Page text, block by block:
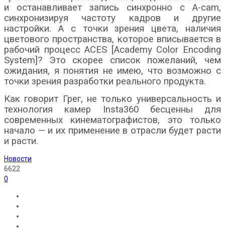
и останавливает запись синхронно с A-cam,
синхронизируя частоту кадров и другие
настройки. А с точки зрения цвета, наличия
цветового пространства, которое вписывается в
рабочий процесс ACES [Academy Color Encoding
System]? Это скорее список пожеланий, чем
ожидания, я понятия не имею, что возможно с
точки зрения разработки реального продукта.
Как говорит Грег, не только универсальность и
технология камер Insta360 бесценны для
современных кинематографистов, это только
начало — и их применение в отрасли будет расти
и расти.
Новости
6622
0